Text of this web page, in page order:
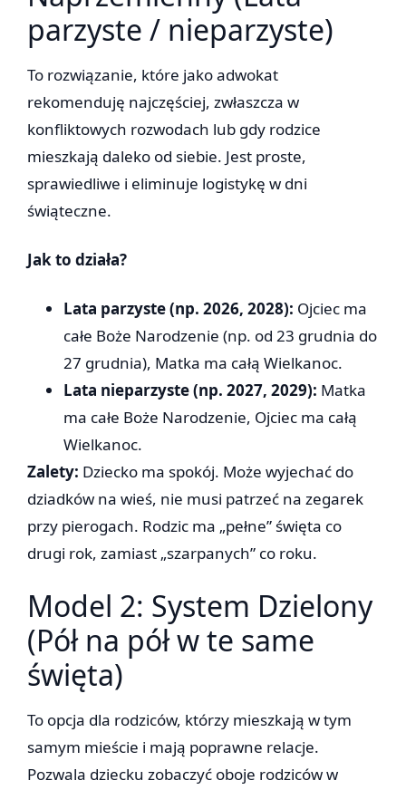
parzyste / nieparzyste)
To rozwiązanie, które jako adwokat
rekomenduję najczęściej, zwłaszcza w
konfliktowych rozwodach lub gdy rodzice
mieszkają daleko od siebie. Jest proste,
sprawiedliwe i eliminuje logistykę w dni
świąteczne.
Jak to działa?
Lata parzyste (np. 2026, 2028): Ojciec ma
całe Boże Narodzenie (np. od 23 grudnia do
27 grudnia), Matka ma całą Wielkanoc.
Lata nieparzyste (np. 2027, 2029): Matka
ma całe Boże Narodzenie, Ojciec ma całą
Wielkanoc.
Zalety: Dziecko ma spokój. Może wyjechać do
dziadków na wieś, nie musi patrzeć na zegarek
przy pierogach. Rodzic ma „pełne” święta co
drugi rok, zamiast „szarpanych” co roku.
Model 2: System Dzielony
(Pół na pół w te same
święta)
To opcja dla rodziców, którzy mieszkają w tym
samym mieście i mają poprawne relacje.
Pozwala dziecku zobaczyć oboje rodziców w